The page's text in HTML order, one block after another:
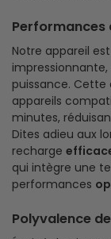
Performances
Notre appareil
impressionnante,
puissance.
appareils
minutes,
Dites adieu aux
recharge
qui intègre une
performances
Polyvalence